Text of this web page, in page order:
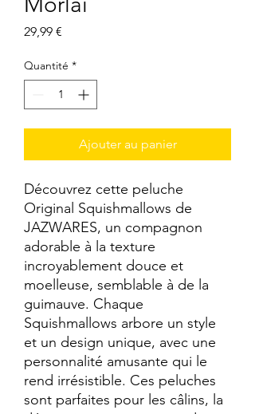
29,99 €
Quantité *
Ajouter au panier
Découvrez cette peluche
Original Squishmallows de
JAZWARES, un compagnon
adorable à la texture
incroyablement douce et
moelleuse, semblable à de la
guimauve. Chaque
Squishmallows arbore un style
et un design unique, avec une
personnalité amusante qui le
rend irrésistible. Ces peluches
sont parfaites pour les câlins, la